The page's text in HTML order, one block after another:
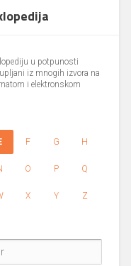
u potpunosti
iz mnogih izvora na
i elektronskom
F G H
O P Q
X Y Z